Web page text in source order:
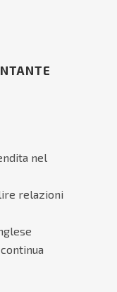
nel
relazioni